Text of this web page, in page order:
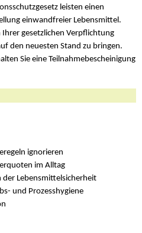
leisten einen
einwandfreier Lebensmittel.
Ihrer gesetzlichen Verpflichtung
den neuesten Stand zu bringen.
Sie eine Teilnahmebescheinigung
ignorieren
im Alltag
der Lebensmittelsicherheit
und Prozesshygiene